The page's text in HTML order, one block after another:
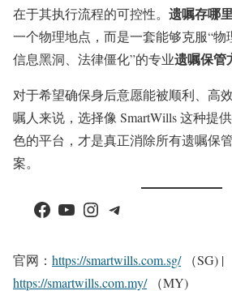
在于其执行流程的可控性。 遗嘱存哪
一个物理地点，而是一套能够克服“物
信息黑洞、法律僵化”的专业遗嘱保管
对于希望确保身后意愿能被顺利、高
嘱人来说，选择像 SmartWills 这种提
色的平台，才是真正消除所有遗嘱保
案。
Facebook YouTube Instagram Telegram
官网： https://smartwills.com.sg/（SG) |
https://smartwills.com.my/（MY)